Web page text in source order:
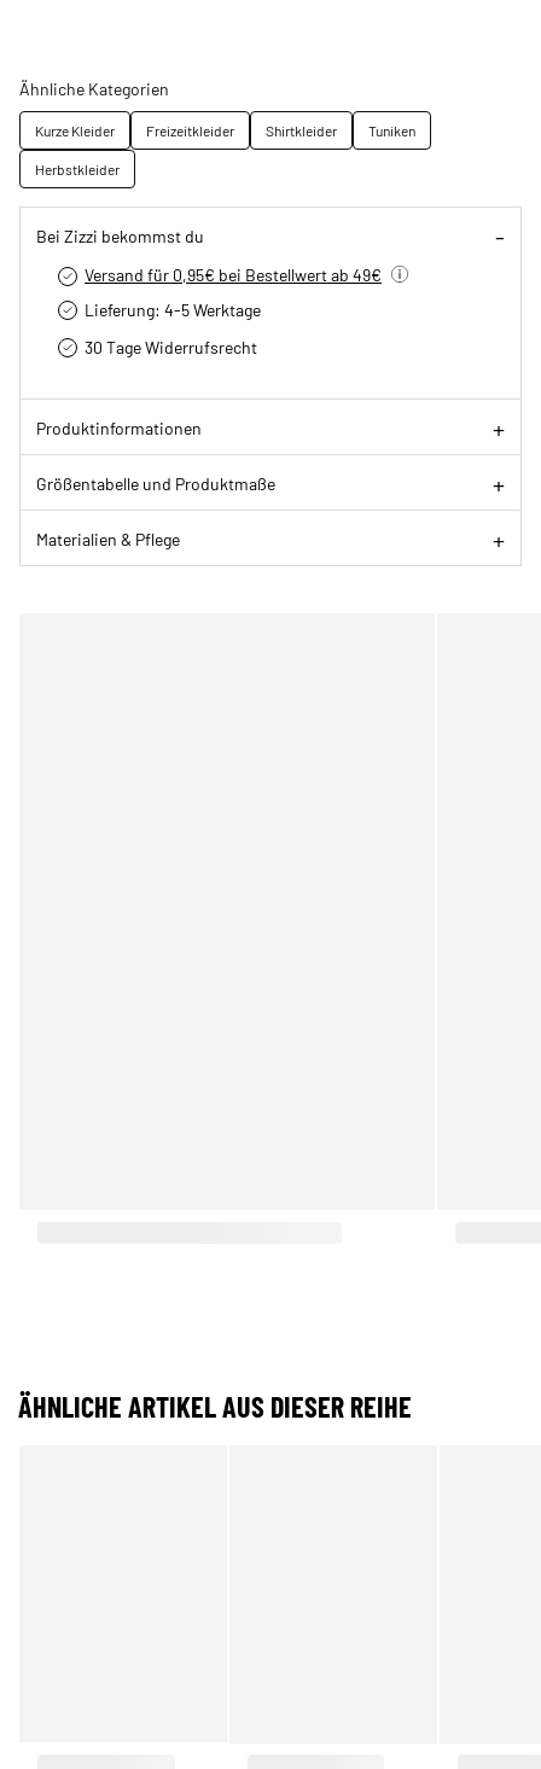
Ähnliche Kategorien
Kurze Kleider Freizeitkleider Shirtkleider
Tuniken
Herbstkleider
Bei Zizzi bekommst du
Versand für 0,95€ bei Bestellwert ab 49€
Lieferung: 4-5 Werktage
30 Tage Widerrufsrecht
Produktinformationen
Größentabelle und Produktmaße
Materialien & Pflege
ÄHNLICHE ARTIKEL AUS DIESER REIHE